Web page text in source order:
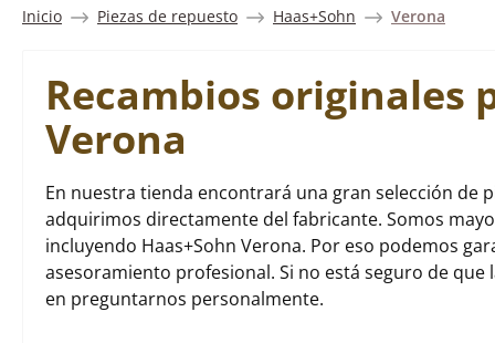
Inicio Piezas de repuesto Haas+Sohn Verona
Recambios originales
Verona
En nuestra tienda encontrará una gran selección de
adquirimos directamente del fabricante. Somos
incluyendo Haas+Sohn Verona. Por eso podemos
asesoramiento profesional. Si no está seguro de
en preguntarnos personalmente.